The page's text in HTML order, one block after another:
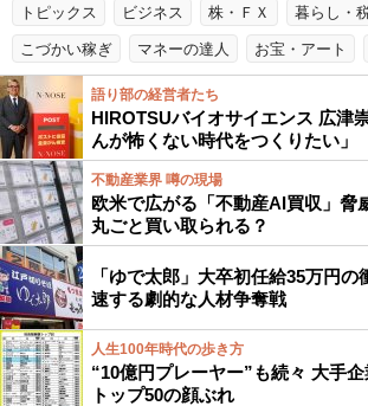
トピックス ビジネス 株・ＦＸ 暮らし・
こづかい稼ぎ マネーの達人 お宝・アート
語り部の経営者たち
HIROTSUバイオサイエンス 広津
んが怖くない時代をつくりたい」
不動産業界 噂の現場
欧米で広がる「不動産AI買収」
丸ごと買い取られる？
「ゆで太郎」大卒初任給35万円
速する劇的な人材争奪戦
人生100年時代の歩き方
“10億円プレーヤー”も続々 大手
トップ50の顔ぶれ